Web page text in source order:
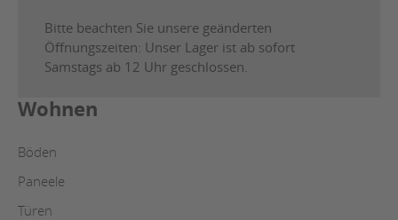
Bitte beachten Sie unsere geänderten
Öffnungszeiten: Unser Lager ist ab sofort
Samstags ab 12 Uhr geschlossen.
Wohnen
Böden
Paneele
Türen